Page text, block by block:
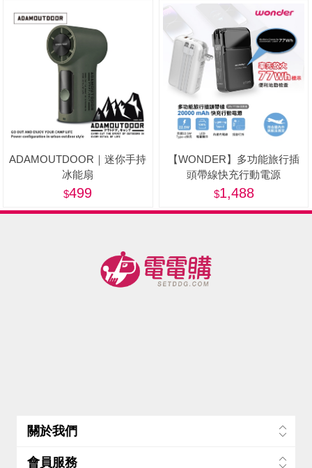
ADAMOUTDOOR｜迷你手持
冰能扇
499
【WONDER】多功能旅行插
頭帶線快充行動電源
20000mAh Wh標示 WA-
1,488
關於我們
會員服務